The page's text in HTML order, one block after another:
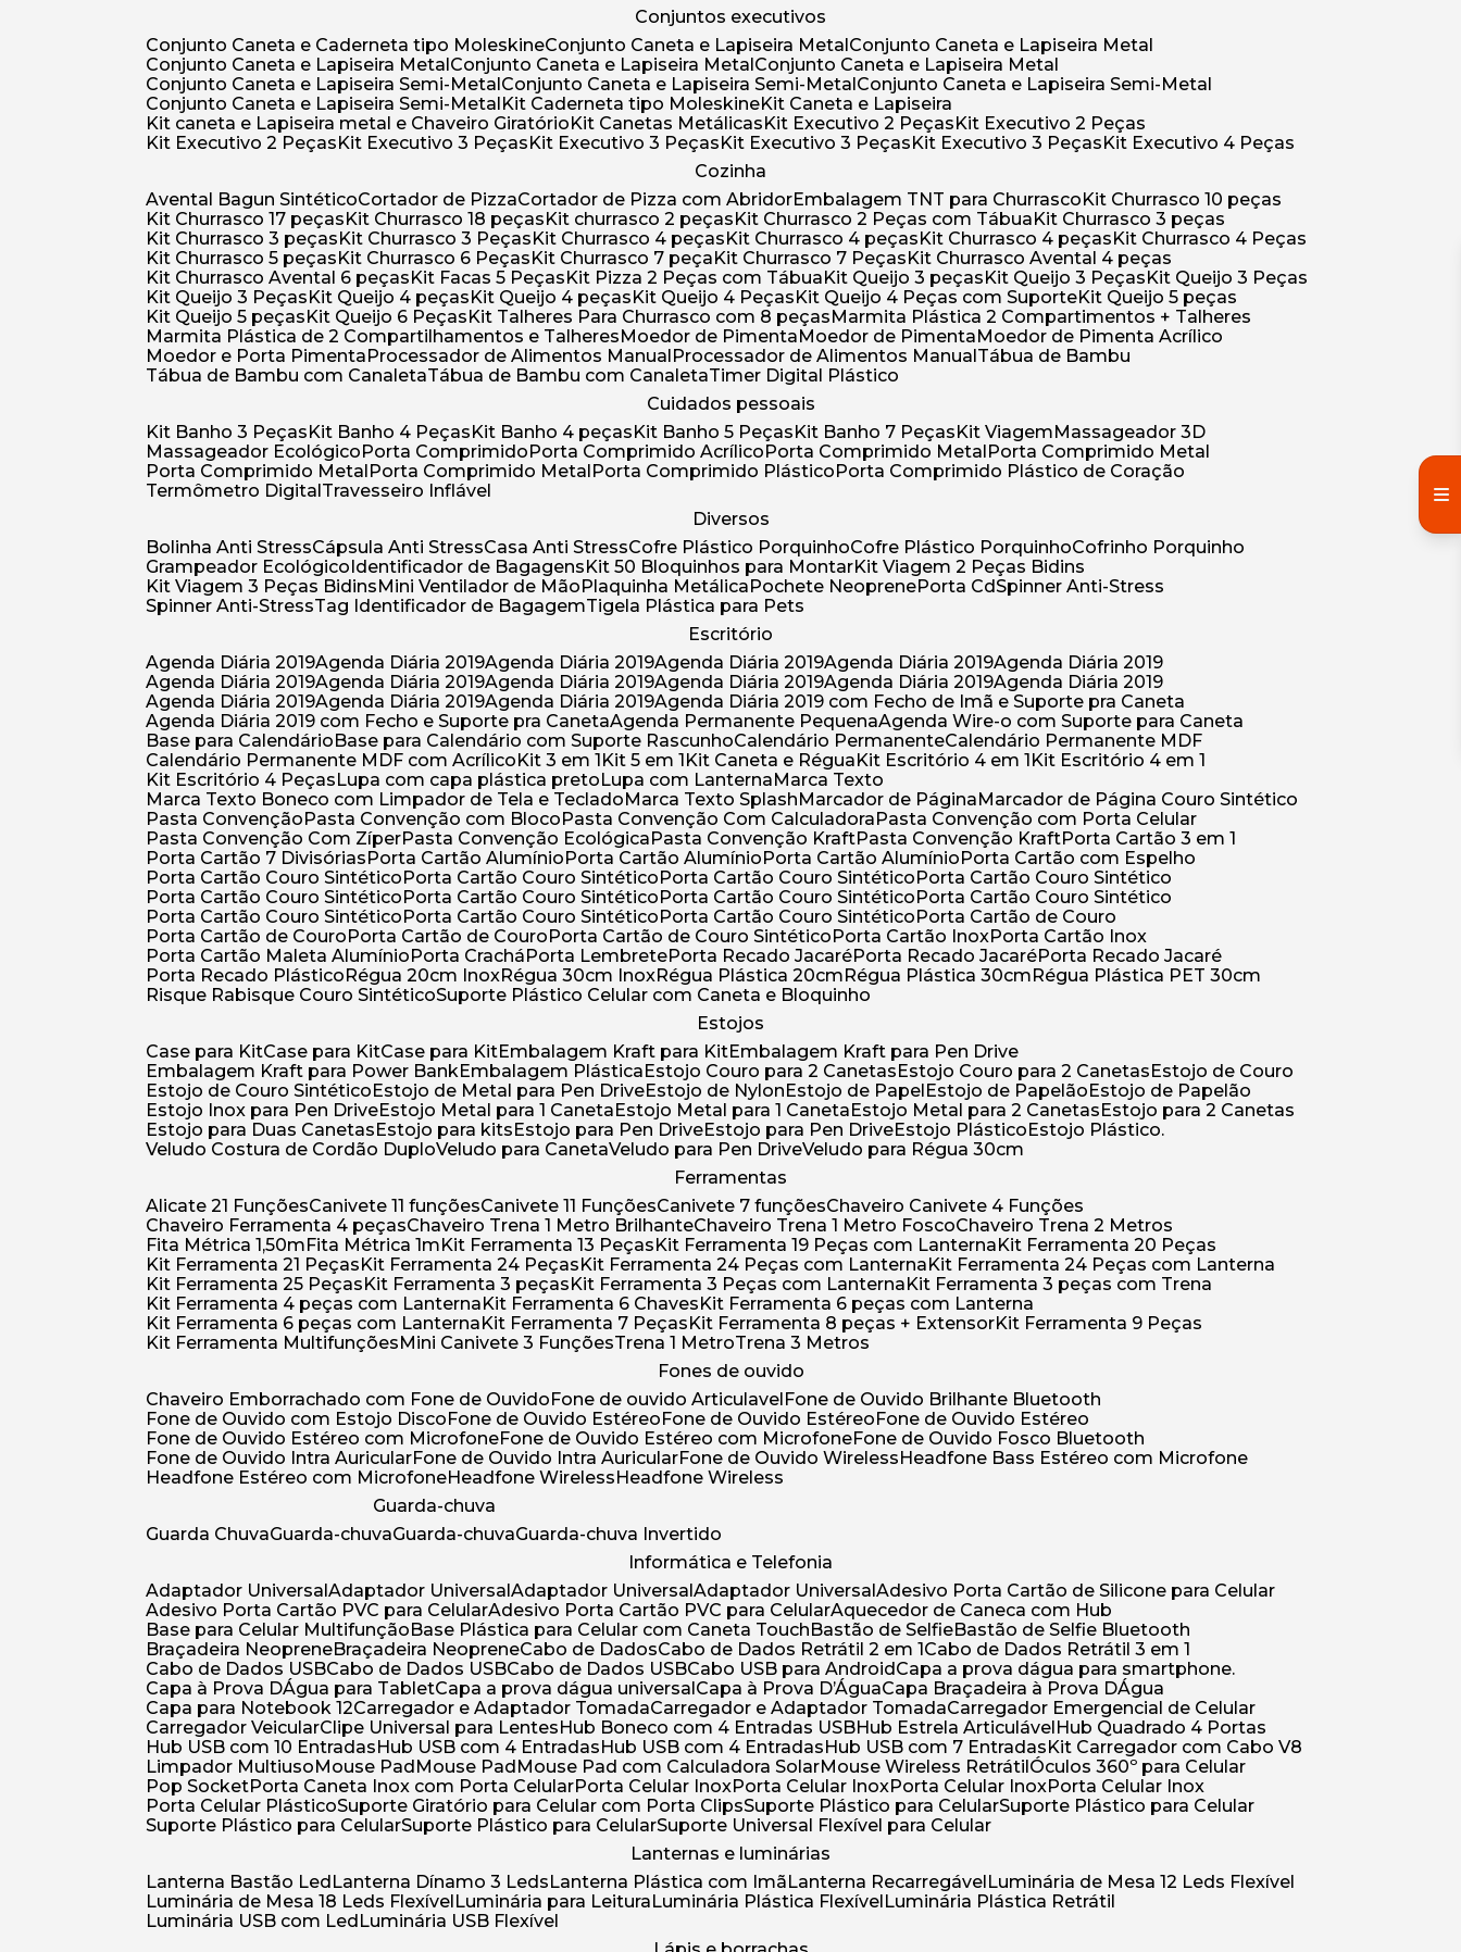
Conjuntos executivos
Conjunto Caneta e Caderneta tipo Moleskine
Conjunto Caneta e Lapiseira Metal
Conjunto Caneta e Lapiseira Metal
Conjunto Caneta e Lapiseira Metal
Conjunto Caneta e Lapiseira Metal
Conjunto Caneta e Lapiseira Metal
Conjunto Caneta e Lapiseira Semi-Metal
Conjunto Caneta e Lapiseira Semi-Metal
Conjunto Caneta e Lapiseira Semi-Metal
Conjunto Caneta e Lapiseira Semi-Metal
Kit Caderneta tipo Moleskine
Kit Caneta e Lapiseira
Kit caneta e Lapiseira metal e Chaveiro Giratório
Kit Canetas Metálicas Kit Executivo 2 Peças
Kit Executivo 2 Peças
Kit Executivo 2 Peças
Kit Executivo 3 Peças Kit Executivo 3 Peças Kit Executivo 3 Peças Kit Executivo 3 Peças
Kit Executivo 4 Peças
Cozinha
Avental Bagun Sintético
Cortador de Pizza Cortador de Pizza com Abridor Embalagem TNT para Churrasco
Kit Churrasco 10 peças
Kit Churrasco 17 peças
Kit Churrasco 18 peças Kit churrasco 2 peças Kit Churrasco 2 Peças com Tábua
Kit Churrasco 3 peças
Kit Churrasco 3 peças
Kit Churrasco 3 Peças Kit Churrasco 4 peças Kit Churrasco 4 peças Kit Churrasco 4 peças
Kit Churrasco 4 Peças
Kit Churrasco 5 peças
Kit Churrasco 6 Peças Kit Churrasco 7 peça Kit Churrasco 7 Peças
Kit Churrasco Avental 4 peças
Kit Churrasco Avental 6 peças
Kit Facas 5 Peças Kit Pizza 2 Peças com Tábua Kit Queijo 3 peças Kit Queijo 3 Peças
Kit Queijo 3 Peças
Kit Queijo 3 Peças
Kit Queijo 4 peças Kit Queijo 4 peças Kit Queijo 4 Peças Kit Queijo 4 Peças com Suporte
Kit Queijo 5 peças
Kit Queijo 5 peças
Kit Queijo 6 Peças Kit Talheres Para Churrasco com 8 peças
Marmita Plástica 2 Compartimentos + Talheres
Marmita Plástica de 2 Compartilhamentos e Talheres
Moedor de Pimenta Moedor de Pimenta
Moedor de Pimenta Acrílico
Moedor e Porta Pimenta
Processador de Alimentos Manual Processador de Alimentos Manual
Tábua de Bambu
Tábua de Bambu com Canaleta
Tábua de Bambu com Canaleta
Timer Digital Plástico
Cuidados pessoais
Kit Banho 3 Peças
Kit Banho 4 Peças Kit Banho 4 peças Kit Banho 5 Peças Kit Banho 7 Peças Kit Viagem
Massageador 3D
Massageador Ecológico
Porta Comprimido Porta Comprimido Acrílico Porta Comprimido Metal
Porta Comprimido Metal
Porta Comprimido Metal
Porta Comprimido Metal Porta Comprimido Plástico
Porta Comprimido Plástico de Coração
Termômetro Digital
Travesseiro Inflável
Diversos
Bolinha Anti Stress
Cápsula Anti Stress Casa Anti Stress Cofre Plástico Porquinho Cofre Plástico Porquinho
Cofrinho Porquinho
Grampeador Ecológico Identificador de Bagagens Kit 50 Bloquinhos para Montar
Kit Viagem 2 Peças Bidins
Kit Viagem 3 Peças Bidins
Mini Ventilador de Mão Plaquinha Metálica Pochete Neoprene Porta Cd Spinner Anti-Stress
Spinner Anti-Stress
Tag Identificador de Bagagem
Tigela Plástica para Pets
Escritório
Agenda Diária 2019
Agenda Diária 2019 Agenda Diária 2019 Agenda Diária 2019 Agenda Diária 2019
Agenda Diária 2019
Agenda Diária 2019
Agenda Diária 2019 Agenda Diária 2019 Agenda Diária 2019 Agenda Diária 2019
Agenda Diária 2019
Agenda Diária 2019
Agenda Diária 2019 Agenda Diária 2019
Agenda Diária 2019 com Fecho de Imã e Suporte pra Caneta
Agenda Diária 2019 com Fecho e Suporte pra Caneta
Agenda Permanente Pequena
Agenda Wire-o com Suporte para Caneta
Base para Calendário
Base para Calendário com Suporte Rascunho Calendário Permanente
Calendário Permanente MDF
Calendário Permanente MDF com Acrílico
Kit 3 em 1 Kit 5 em 1 Kit Caneta e Régua Kit Escritório 4 em 1
Kit Escritório 4 em 1
Kit Escritório 4 Peças
Lupa com capa plástica preto Lupa com Lanterna
Marca Texto
Marca Texto Boneco com Limpador de Tela e Teclado
Marca Texto Splash Marcador de Página
Marcador de Página Couro Sintético
Pasta Convenção
Pasta Convenção com Bloco Pasta Convenção Com Calculadora
Pasta Convenção com Porta Celular
Pasta Convenção Com Zíper
Pasta Convenção Ecológica Pasta Convenção Kraft Pasta Convenção Kraft
Porta Cartão 3 em 1
Porta Cartão 7 Divisórias
Porta Cartão Alumínio Porta Cartão Alumínio Porta Cartão Alumínio
Porta Cartão com Espelho
Porta Cartão Couro Sintético
Porta Cartão Couro Sintético Porta Cartão Couro Sintético
Porta Cartão Couro Sintético
Porta Cartão Couro Sintético
Porta Cartão Couro Sintético Porta Cartão Couro Sintético
Porta Cartão Couro Sintético
Porta Cartão Couro Sintético
Porta Cartão Couro Sintético Porta Cartão Couro Sintético
Porta Cartão de Couro
Porta Cartão de Couro
Porta Cartão de Couro Porta Cartão de Couro Sintético Porta Cartão Inox
Porta Cartão Inox
Porta Cartão Maleta Alumínio
Porta Crachá Porta Lembrete Porta Recado Jacaré Porta Recado Jacaré
Porta Recado Jacaré
Porta Recado Plástico
Régua 20cm Inox Régua 30cm Inox Régua Plástica 20cm Régua Plástica 30cm
Régua Plástica PET 30cm
Risque Rabisque Couro Sintético Suporte Plástico Celular com Caneta e Bloquinho
Estojos
Case para Kit
Case para Kit Case para Kit Embalagem Kraft para Kit
Embalagem Kraft para Pen Drive
Embalagem Kraft para Power Bank
Embalagem Plástica Estojo Couro para 2 Canetas Estojo Couro para 2 Canetas
Estojo de Couro
Estojo de Couro Sintético
Estojo de Metal para Pen Drive Estojo de Nylon Estojo de Papel Estojo de Papelão
Estojo de Papelão
Estojo Inox para Pen Drive
Estojo Metal para 1 Caneta Estojo Metal para 1 Caneta Estojo Metal para 2 Canetas
Estojo para 2 Canetas
Estojo para Duas Canetas
Estojo para kits Estojo para Pen Drive Estojo para Pen Drive Estojo Plástico
Estojo Plástico.
Veludo Costura de Cordão Duplo Veludo para Caneta Veludo para Pen Drive Veludo para Régua 30cm
Ferramentas
Alicate 21 Funções
Canivete 11 funções Canivete 11 Funções Canivete 7 funções
Chaveiro Canivete 4 Funções
Chaveiro Ferramenta 4 peças
Chaveiro Trena 1 Metro Brilhante Chaveiro Trena 1 Metro Fosco
Chaveiro Trena 2 Metros
Fita Métrica 1,50m
Fita Métrica 1m Kit Ferramenta 13 Peças Kit Ferramenta 19 Peças com Lanterna
Kit Ferramenta 20 Peças
Kit Ferramenta 21 Peças
Kit Ferramenta 24 Peças Kit Ferramenta 24 Peças com Lanterna
Kit Ferramenta 24 Peças com Lanterna
Kit Ferramenta 25 Peças
Kit Ferramenta 3 peças Kit Ferramenta 3 Peças com Lanterna
Kit Ferramenta 3 peças com Trena
Kit Ferramenta 4 peças com Lanterna
Kit Ferramenta 6 Chaves
Kit Ferramenta 6 peças com Lanterna
Kit Ferramenta 6 peças com Lanterna
Kit Ferramenta 7 Peças Kit Ferramenta 8 peças + Extensor
Kit Ferramenta 9 Peças
Kit Ferramenta Multifunções
Mini Canivete 3 Funções Trena 1 Metro
Trena 3 Metros
Fones de ouvido
Chaveiro Emborrachado com Fone de Ouvido
Fone de ouvido Articulavel
Fone de Ouvido Brilhante Bluetooth
Fone de Ouvido com Estojo Disco
Fone de Ouvido Estéreo Fone de Ouvido Estéreo
Fone de Ouvido Estéreo
Fone de Ouvido Estéreo com Microfone Fone de Ouvido Estéreo com Microfone Fone de Ouvido Fosco Bluetooth
Fone de Ouvido Intra Auricular Fone de Ouvido Intra Auricular Fone de Ouvido Wireless
Headfone Bass Estéreo com Microfone
Headfone Estéreo com Microfone
Headfone Wireless
Headfone Wireless
Guarda-chuva
Guarda Chuva
Guarda-chuva Guarda-chuva
Guarda-chuva Invertido
Informática e Telefonia
Adaptador Universal
Adaptador Universal Adaptador Universal Adaptador Universal
Adesivo Porta Cartão de Silicone para Celular
Adesivo Porta Cartão PVC para Celular
Adesivo Porta Cartão PVC para Celular
Aquecedor de Caneca com Hub
Base para Celular Multifunção
Base Plástica para Celular com Caneta Touch Bastão de Selfie
Bastão de Selfie Bluetooth
Braçadeira Neoprene
Braçadeira Neoprene Cabo de Dados Cabo de Dados Retrátil 2 em 1
Cabo de Dados Retrátil 3 em 1
Cabo de Dados USB
Cabo de Dados USB Cabo de Dados USB Cabo USB para Android
Capa a prova dágua para smartphone.
Capa à Prova DÁgua para Tablet
Capa a prova dágua universal Capa à Prova D’Água
Capa Braçadeira à Prova DÁgua
Capa para Notebook 12
Carregador e Adaptador Tomada Carregador e Adaptador Tomada
Carregador Emergencial de Celular
Carregador Veicular
Clipe Universal para Lentes Hub Boneco com 4 Entradas USB Hub Estrela Articulável
Hub Quadrado 4 Portas
Hub USB com 10 Entradas
Hub USB com 4 Entradas Hub USB com 4 Entradas Hub USB com 7 Entradas
Kit Carregador com Cabo V8
Limpador Multiuso
Mouse Pad Mouse Pad Mouse Pad com Calculadora Solar Mouse Wireless Retrátil
Óculos 360º para Celular
Pop Socket
Porta Caneta Inox com Porta Celular Porta Celular Inox Porta Celular Inox Porta Celular Inox
Porta Celular Inox
Porta Celular Plástico Suporte Giratório para Celular com Porta Clips Suporte Plástico para Celular Suporte Plástico para Celular
Suporte Plástico para Celular Suporte Plástico para Celular Suporte Universal Flexível para Celular
Lanternas e luminárias
Lanterna Bastão Led
Lanterna Dínamo 3 Leds Lanterna Plástica com Imã Lanterna Recarregável
Luminária de Mesa 12 Leds Flexível
Luminária de Mesa 18 Leds Flexível
Luminária para Leitura Luminária Plástica Flexível
Luminária Plástica Retrátil
Luminária USB com Led
Luminária USB Flexível